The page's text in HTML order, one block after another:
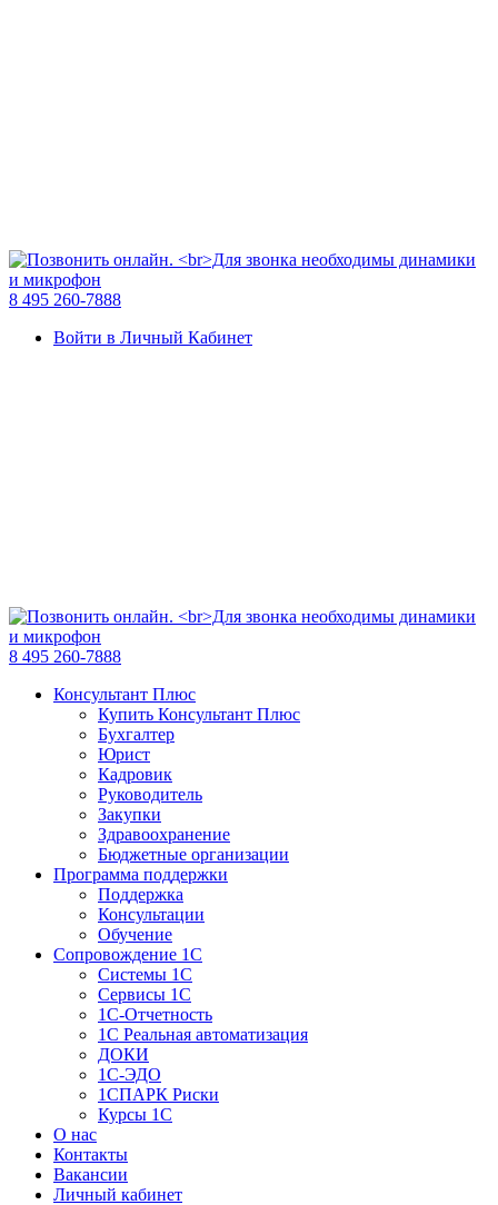
8 495 260-7888
Войти в Личный Кабинет
8 495 260-7888
Консультант Плюс
Купить Консультант Плюс
Бухгалтер
Юрист
Кадровик
Руководитель
Закупки
Здравоохранение
Бюджетные организации
Программа поддержки
Поддержка
Консультации
Обучение
Сопровождение 1С
Системы 1С
Сервисы 1С
1C-Отчетность
1С Реальная автоматизация
ДОКИ
1C-ЭДО
1СПАРК Риски
Курсы 1С
О нас
Контакты
Вакансии
Личный кабинет